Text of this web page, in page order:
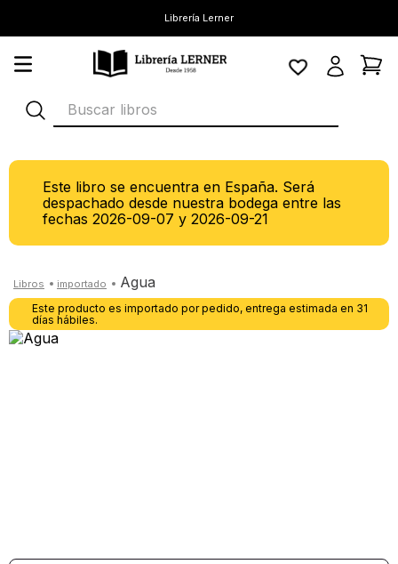
Librería Lerner
Buscar libros
Este libro se encuentra en España. Será
despachado desde nuestra bodega entre las
fechas2026-09-07 y2026-09-21
agua
Este producto es importado por pedido, entrega estimada en 31
días hábiles.